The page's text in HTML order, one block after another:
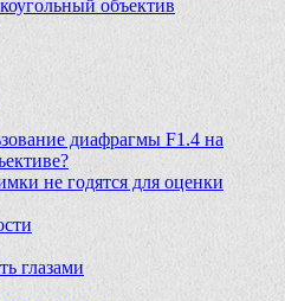
объектив
диафрагмы F1.4 на
не годятся для оценки
глазами